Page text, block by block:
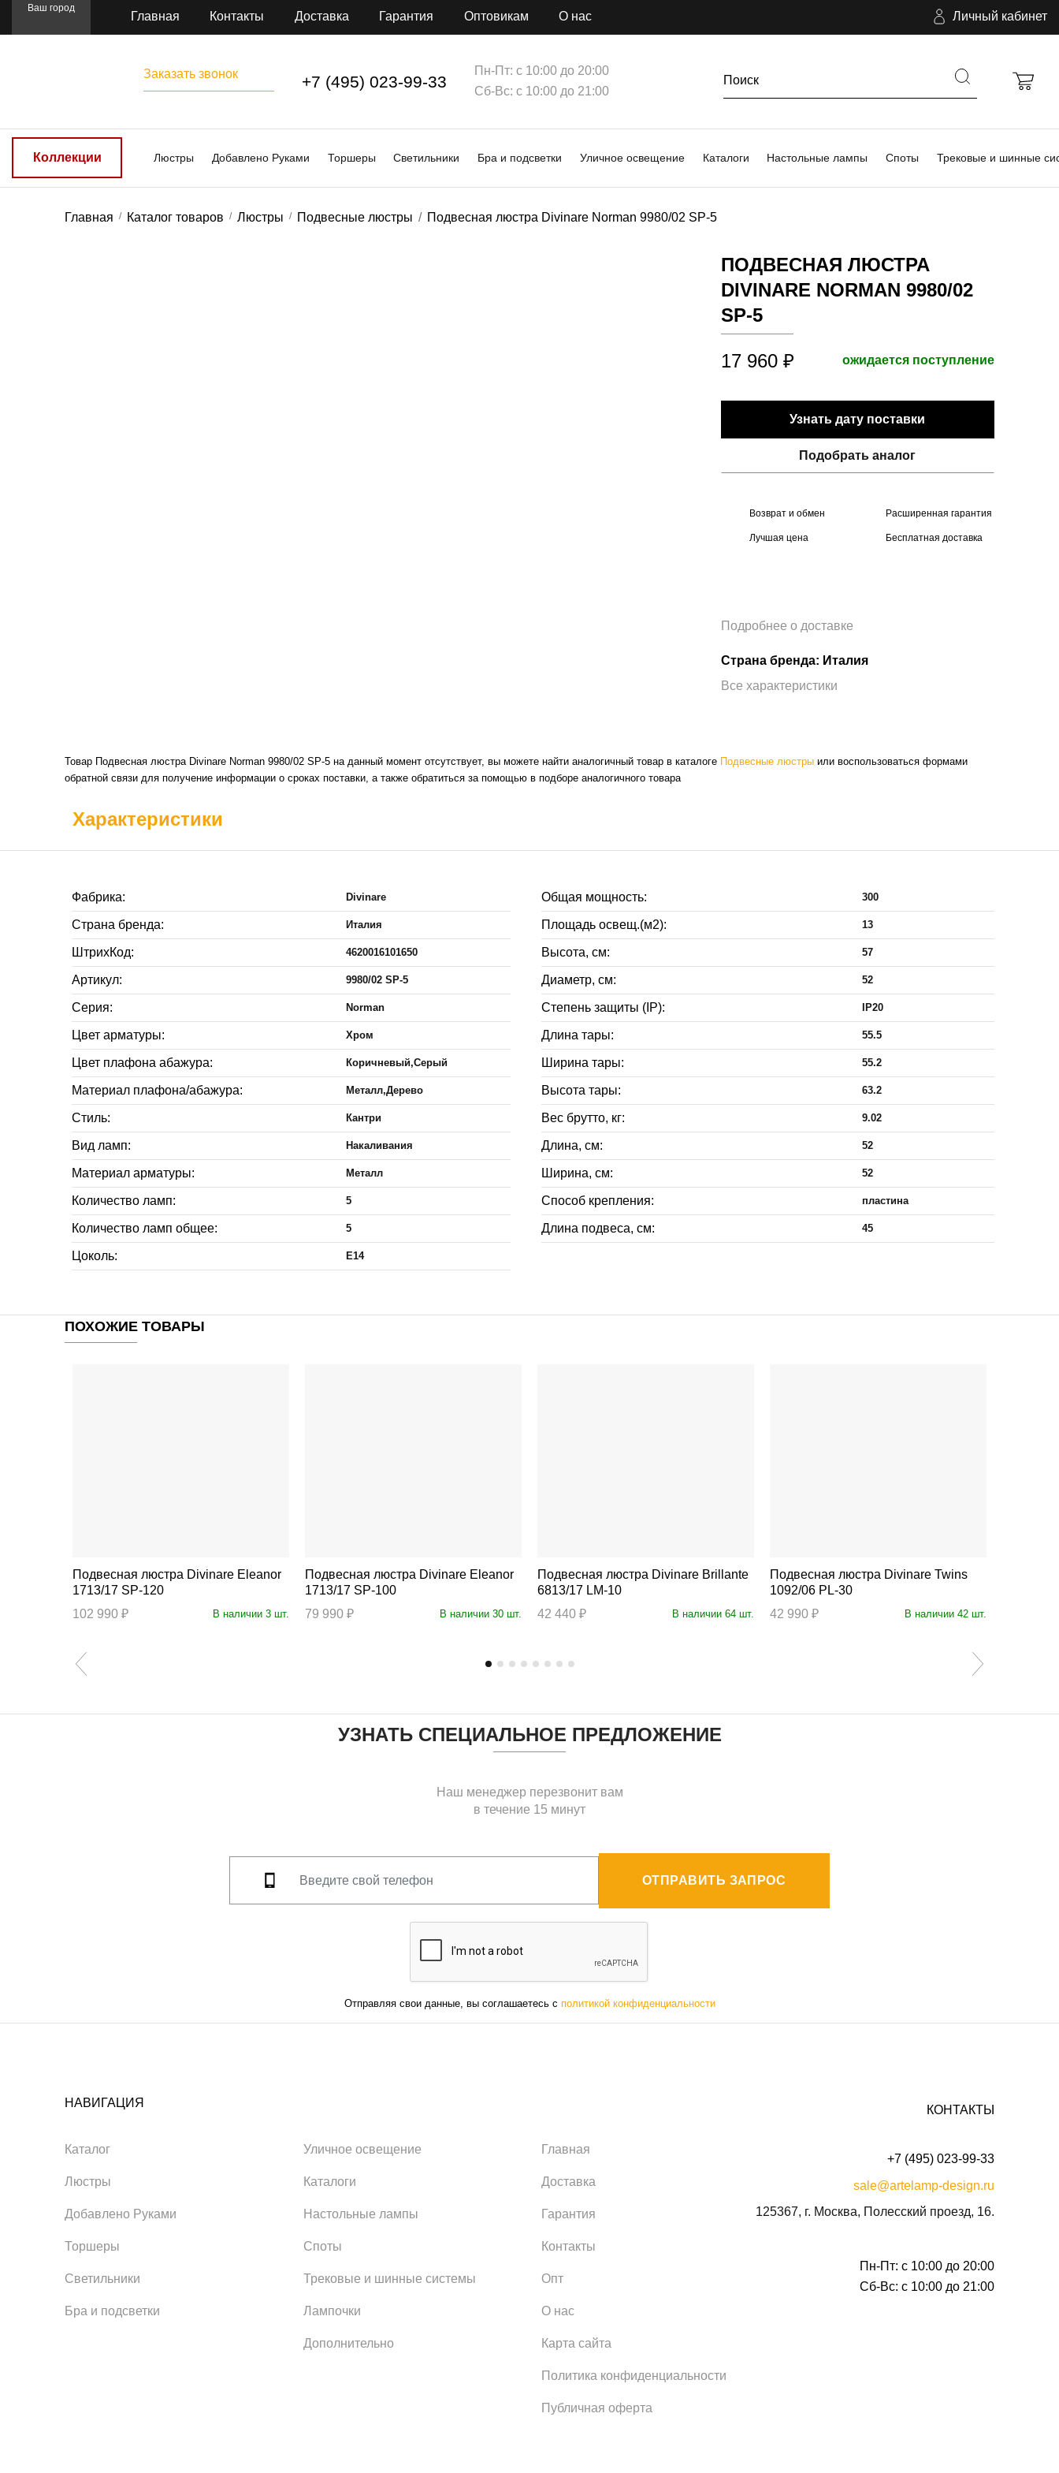
Ваш город
Главная Контакты Доставка Гарантия Оптовикам О нас Личный кабинет
Заказать звонок +7 (495) 023-99-33
Пн-Пт: с 10:00 до 20:00
Сб-Вс: с 10:00 до 21:00
Коллекции Люстры Добавлено Руками Торшеры Светильники Бра и подсветки Уличное освещение Каталоги Настольные лампы Споты Трековые и шинные
Главная Каталог товаров Люстры Подвесные люстры Подвесная люстра Divinare Norman 9980/02 SP-5
ПОДВЕСНАЯ ЛЮСТРА
DIVINARE NORMAN 9980/02
SP-5
17 960 ₽ ожидается поступление
Узнать дату поставки
Подобрать аналог
Возврат и обмен Расширенная гарантия
Лучшая цена Бесплатная доставка
Подробнее о доставке
Страна бренда: Италия
Все характеристики
Товар Подвесная люстра Divinare Norman 9980/02 SP-5 на данный момент отсутствует, вы можете найти аналогичный товар в каталоге Подвесные люстры или воспользоваться формами
обратной связи для получение информации о сроках поставки, а также обратиться за помощью в подборе аналогичного товара
Характеристики
Фабрика: Divinare
Страна бренда: Италия
ШтрихКод: 4620016101650
Артикул: 9980/02 SP-5
Серия: Norman
Цвет арматуры: Хром
Цвет плафона абажура: Коричневый,Серый
Материал плафона/абажура: Металл,Дерево
Стиль: Кантри
Вид ламп: Накаливания
Материал арматуры: Металл
Количество ламп: 5
Количество ламп общее: 5
Цоколь: E14
Общая мощность: 300
Площадь освещ.(м2): 13
Высота, см: 57
Диаметр, см: 52
Степень защиты (IP): IP20
Длина тары: 55.5
Ширина тары: 55.2
Высота тары: 63.2
Вес брутто, кг: 9.02
Длина, см: 52
Ширина, см: 52
Способ крепления: пластина
Длина подвеса, см: 45
ПОХОЖИЕ ТОВАРЫ
Подвесная люстра Divinare Eleanor
1713/17 SP-120
102 990 ₽
В наличии 3 шт.
Подвесная люстра Divinare Eleanor
1713/17 SP-100
79 990 ₽
В наличии 30 шт.
Подвесная люстра Divinare Brillante
6813/17 LM-10
42 440 ₽
В наличии 64 шт.
Подвесная люстра Divinare Twins
1092/06 PL-30
42 990 ₽
В наличии 42 шт.
УЗНАТЬ СПЕЦИАЛЬНОЕ ПРЕДЛОЖЕНИЕ
Наш менеджер перезвонит вам
в течение 15 минут
ОТПРАВИТЬ ЗАПРОС
Отправляя свои данные, вы соглашаетесь с политикой конфиденциальности
НАВИГАЦИЯ
Каталог
Люстры
Добавлено Руками
Торшеры
Светильники
Бра и подсветки
Уличное освещение
Каталоги
Настольные лампы
Споты
Трековые и шинные системы
Лампочки
Дополнительно
Главная
Доставка
Гарантия
Контакты
Опт
О нас
Карта сайта
Политика конфиденциальности
Публичная оферта
КОНТАКТЫ
+7 (495) 023-99-33
sale@artelamp-design.ru
125367, г. Москва, Полесский проезд, 16.
Пн-Пт: с 10:00 до 20:00
Сб-Вс: с 10:00 до 21:00